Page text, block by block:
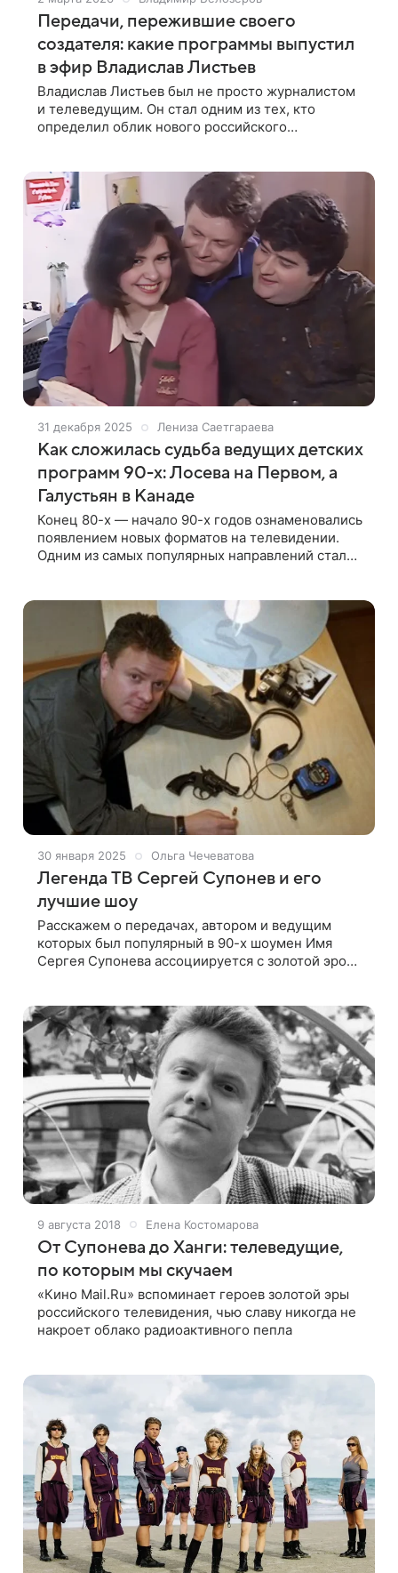
Передачи, пережившие своего
создателя: какие программы выпустил
в эфир Владислав Листьев
Владислав Листьев был не просто журналистом
и телеведущим. Он стал одним из тех, кто
определил облик нового российского
обязаны
31 декабря 2025 Лениза Саетгараева
Как сложилась судьба ведущих детских
программ 90-х: Лосева на Первом, а
Галустьян в Канаде
Конец 80-х — начало 90-х годов ознаменовались
появлением новых форматов на телевидении.
Одним из самых популярных направлений стали
30 января 2025 Ольга Чечеватова
Легенда ТВ Сергей Супонев и его
лучшие шоу
Расскажем о передачах, автором и ведущим
которых был популярный в 90-х шоумен Имя
Сергея Супонева ассоциируется с золотой эрой
9 августа 2018 Елена Костомарова
От Супонева до Ханги: телеведущие,
по которым мы скучаем
«Кино Mail.Ru» вспоминает героев золотой эры
российского телевидения, чью славу никогда не
накроет облако радиоактивного пепла